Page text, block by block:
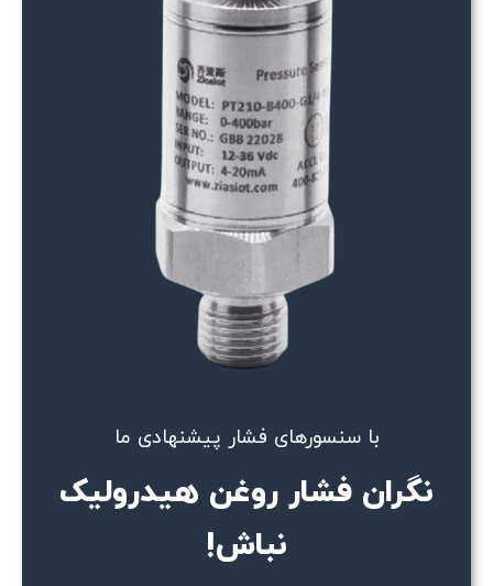
با سنسورهای فشار پیشنهادی ما
نگران فشار روغن هیدرولیک
نباش!